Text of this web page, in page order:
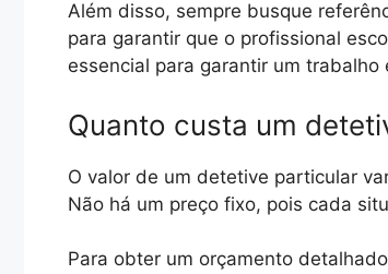
Além disso, sempre busque
para garantir que o profissional
essencial para garantir um trabalho
Quanto custa um
O valor de um detetive particular
Não há um preço fixo, pois cada
Para obter um orçamento